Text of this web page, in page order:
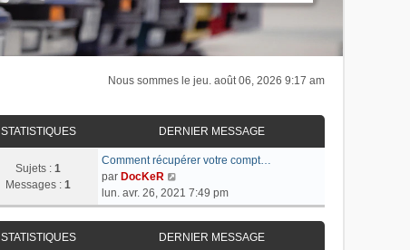
Nous sommes le jeu. août 06, 2026 9:17 am
STATISTIQUES DERNIER MESSAGE
Sujets : 1
Messages : 1
Comment récupérer votre compt…
par DocKeR
o
n
s
u
lun. avr. 26, 2021 7:49 pm
STATISTIQUES DERNIER MESSAGE